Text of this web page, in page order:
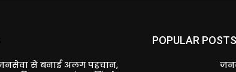
से बनाई अलग पहचान,
POPULAR POSTS